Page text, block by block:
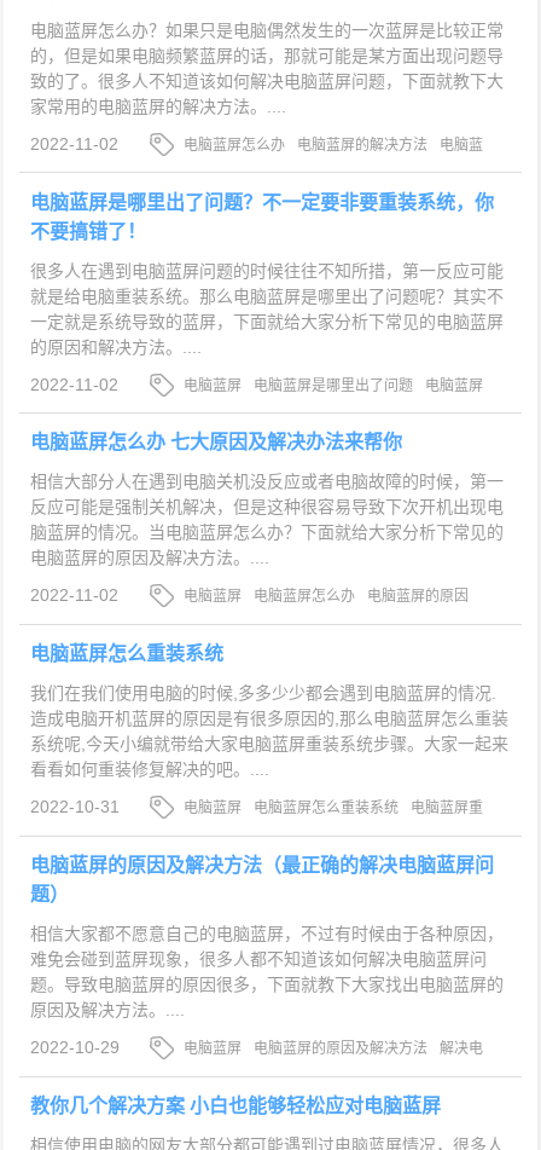
电脑蓝屏怎么办？如果只是电脑偶然发生的一次蓝屏是比较正常
的，但是如果电脑频繁蓝屏的话，那就可能是某方面出现问题导
致的了。很多人不知道该如何解决电脑蓝屏问题，下面就教下大
家常用的电脑蓝屏的解决方法。....
2022-11-02
电脑蓝屏怎么办 电脑蓝屏的解决方法
电脑蓝
屏
电脑蓝屏是哪里出了问题？不一定要非要重装系统，你
不要搞错了！
很多人在遇到电脑蓝屏问题的时候往往不知所措，第一反应可能
就是给电脑重装系统。那么电脑蓝屏是哪里出了问题呢？其实不
一定就是系统导致的蓝屏，下面就给大家分析下常见的电脑蓝屏
的原因和解决方法。....
2022-11-02
电脑蓝屏 电脑蓝屏是哪里出了问题
电脑蓝屏
的原因
电脑蓝屏怎么办 七大原因及解决办法来帮你
相信大部分人在遇到电脑关机没反应或者电脑故障的时候，第一
反应可能是强制关机解决，但是这种很容易导致下次开机出现电
脑蓝屏的情况。当电脑蓝屏怎么办？下面就给大家分析下常见的
电脑蓝屏的原因及解决方法。....
2022-11-02
电脑蓝屏 电脑蓝屏怎么办 电脑蓝屏的原因
电脑蓝屏怎么重装系统
我们在我们使用电脑的时候,多多少少都会遇到电脑蓝屏的情况.
造成电脑开机蓝屏的原因是有很多原因的,那么电脑蓝屏怎么重装
系统呢,今天小编就带给大家电脑蓝屏重装系统步骤。大家一起来
看看如何重装修复解决的吧。....
2022-10-31
电脑蓝屏 电脑蓝屏怎么重装系统
电脑蓝屏重
装系统步骤
电脑蓝屏的原因及解决方法（最正确的解决电脑蓝屏问
题）
相信大家都不愿意自己的电脑蓝屏，不过有时候由于各种原因，
难免会碰到蓝屏现象，很多人都不知道该如何解决电脑蓝屏问
题。导致电脑蓝屏的原因很多，下面就教下大家找出电脑蓝屏的
原因及解决方法。....
2022-10-29
电脑蓝屏 电脑蓝屏的原因及解决方法
解决电
脑蓝屏
教你几个解决方案 小白也能够轻松应对电脑蓝屏
相信使用电脑的网友大部分都可能遇到过电脑蓝屏情况，很多人